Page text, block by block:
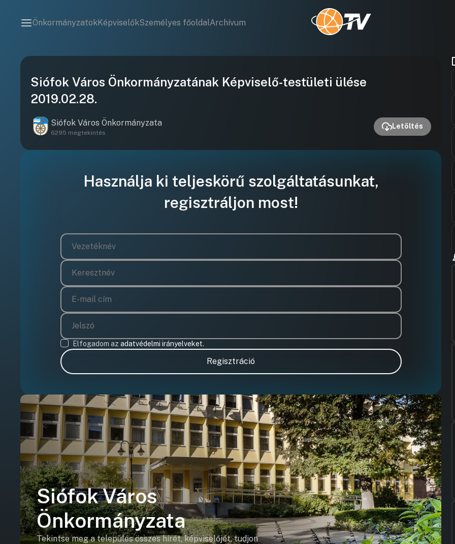
ÖnkormányzatokKépviselőkSzemélyes főoldalArchívum
lejátszása
Siófok Város Önkormányzatának Képviselő-testületi ülése
2019.02.28.
Siófok Város Önkormányzata
6295 megtekintés
Letöltés
Használja ki teljeskörű szolgáltatásunkat,
regisztráljon most!
Elfogadom az adatvédelmi irányelveket.
Regisztráció
Siófok Város
Önkormányzata
Tekintse meg a település összes hírét, képviselőjét, tudjon